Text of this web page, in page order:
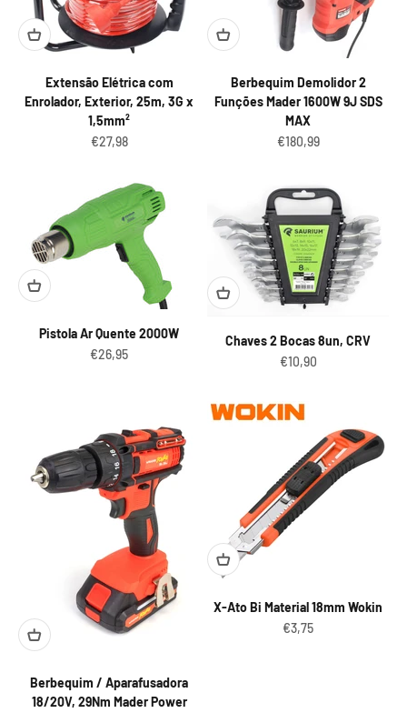
Extensão Elétrica com
Enrolador, Exterior, 25m, 3G x
1,5mm²
Preço promocional
€27,98
Berbequim Demolidor 2
Funções Mader 1600W 9J SDS
MAX
Preço promocional
€180,99
Pistola Ar Quente 2000W
Preço promocional
€26,95
Chaves 2 Bocas 8un, CRV
Preço promocional
€10,90
Berbequim / Aparafusadora
18/20V, 29Nm Mader Power
X-Ato Bi Material 18mm Wokin
Preço promocional
€3,75